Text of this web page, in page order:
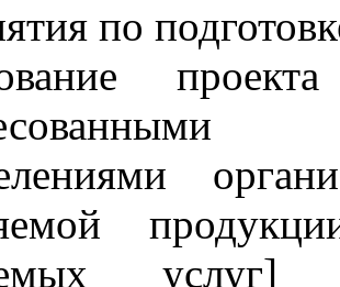
по
проекта
услуг